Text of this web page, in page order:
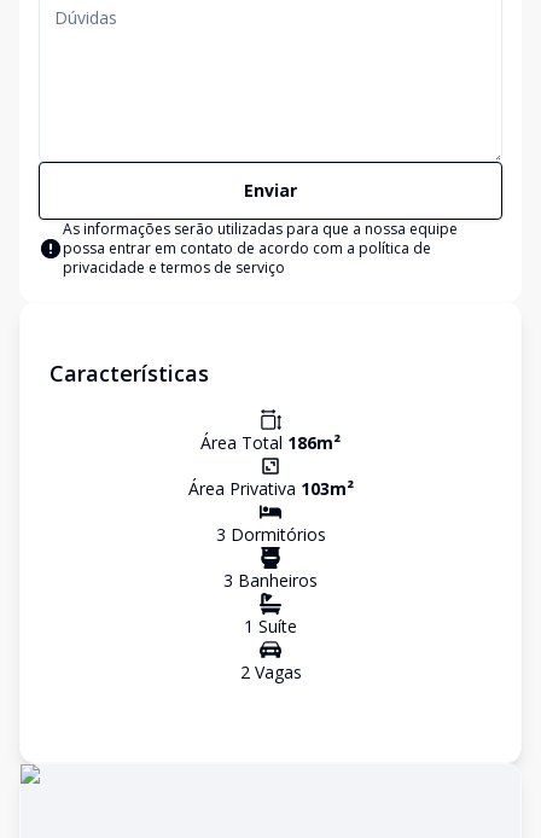
Enviar
As informações serão utilizadas para que a nossa equipe
possa entrar em contato de acordo com a política de
privacidade e termos de serviço
Características
Área Total 186m²
Área Privativa 103m²
3 Dormitórios
3 Banheiros
1 Suíte
2Vagas